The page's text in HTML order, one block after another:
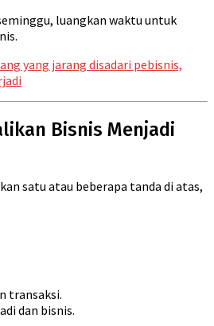
luangkan waktu untuk
yang jarang disadari pebisnis,
Bisnis Menjadi
satu atau beberapa tanda di atas,
transaksi.
dan bisnis.